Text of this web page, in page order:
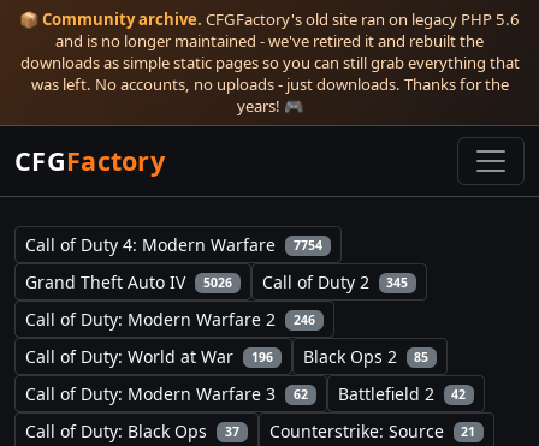
📦 Community archive. CFGFactory's old site ran on legacy PHP 5.6
and is no longer maintained - we've retired it and rebuilt the
downloads as simple static pages so you can still grab everything that
was left. No accounts, no uploads - just downloads. Thanks for the
years! 🎮
CFGFactory
Call of Duty 4: Modern Warfare 7754
Grand Theft Auto IV 5026 Call of Duty 2 345
Call of Duty: Modern Warfare 2 246
Call of Duty: World at War 196 Black Ops 2 85
Call of Duty: Modern Warfare 3 62 Battlefield 2 42
Call of Duty: Black Ops 37 Counterstrike: Source 21